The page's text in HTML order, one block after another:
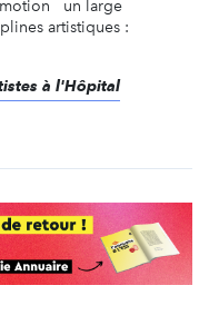
un large
artistiques :
à l'Hôpital